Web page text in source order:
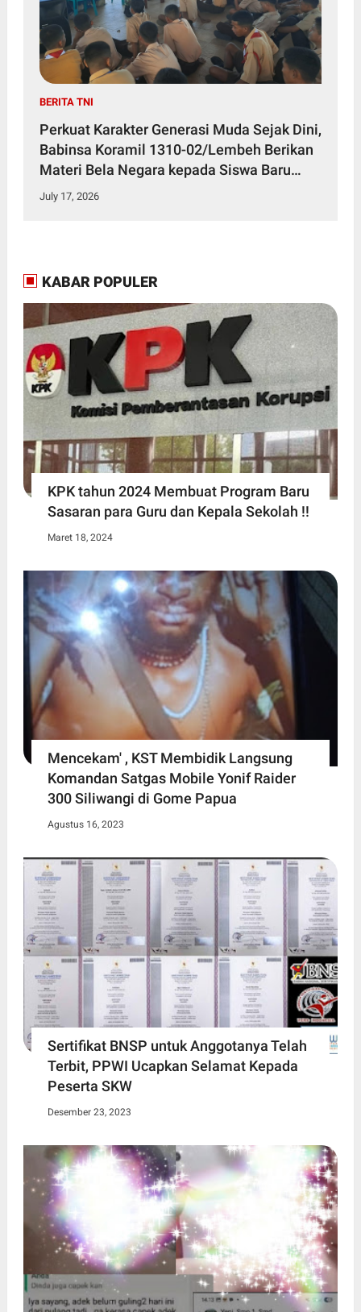
BERITA TNI
Perkuat Karakter Generasi Muda Sejak Dini,
Babinsa Koramil 1310-02/Lembeh Berikan
Materi Bela Negara kepada Siswa Baru
SMKN 3 Bitung dalam Kegiatan MPLS
July 17, 2026
KABAR POPULER
KPK tahun 2024 Membuat Program Baru
Sasaran para Guru dan Kepala Sekolah !!
Maret 18, 2024
Mencekam' , KST Membidik Langsung
Komandan Satgas Mobile Yonif Raider
300 Siliwangi di Gome Papua
Agustus 16, 2023
Sertifikat BNSP untuk Anggotanya Telah
Terbit, PPWI Ucapkan Selamat Kepada
Peserta SKW
Desember 23, 2023